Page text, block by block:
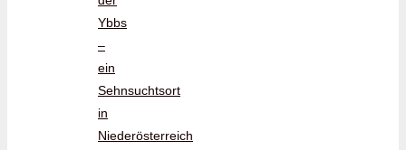
Ybbs
–
ein
Sehnsuchtsort
in
Niederösterreich